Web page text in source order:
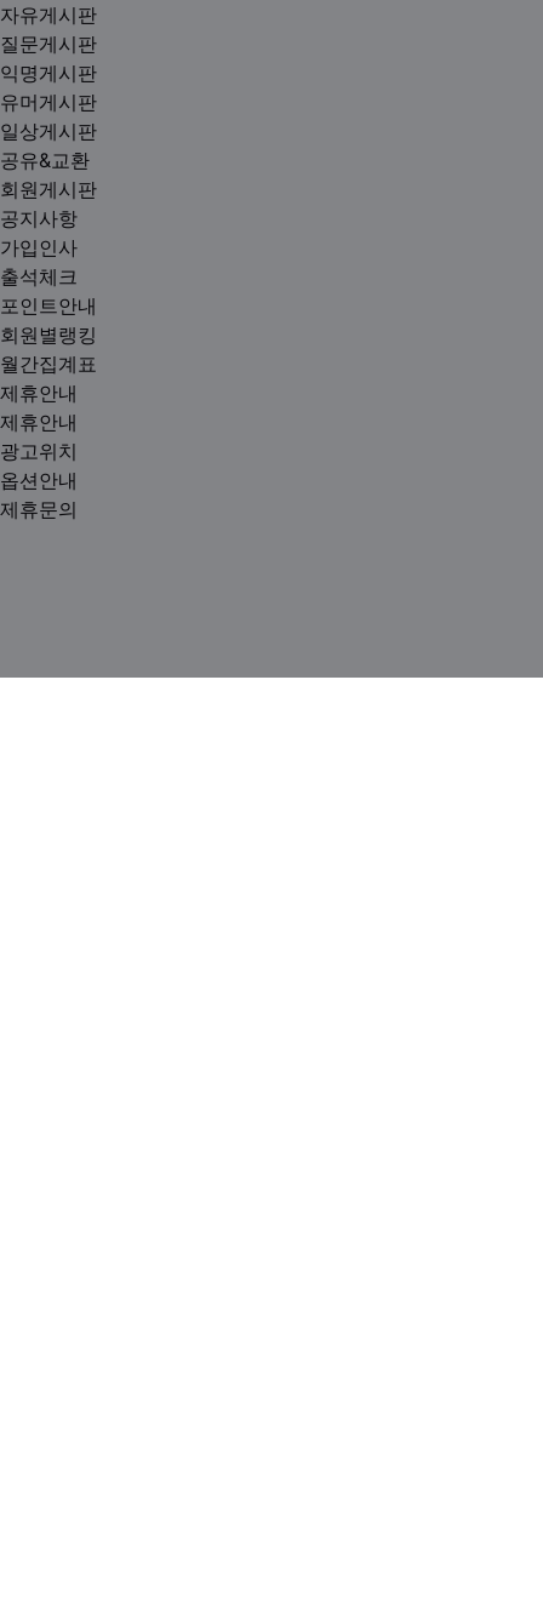
자유게시판
질문게시판
익명게시판
유머게시판
일상게시판
공유&교환
회원게시판
공지사항
가입인사
출석체크
포인트안내
회원별랭킹
월간집계표
제휴안내
제휴안내
광고위치
옵션안내
제휴문의